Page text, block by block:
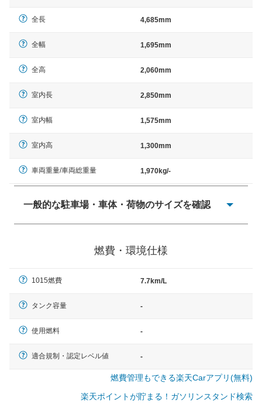
全長 4,685mm
全幅 1,695mm
全高 2,060mm
室内長 2,850mm
室内幅 1,575mm
室内高 1,300mm
車両重量/車両総重量 1,970kg/-
一般的な駐車場・車体・荷物のサイズを確認
× 長さ 5,000mm 車路幅 5,000mmというサイズが標準値
燃費・環境仕様
1015燃費 7.7km/L
タンク容量 -
使用燃料 -
適合規制・認定レベル値 -
燃費管理もできる楽天Carアプリ(無料)
楽天ポイントが貯まる！ガソリンスタンド検索